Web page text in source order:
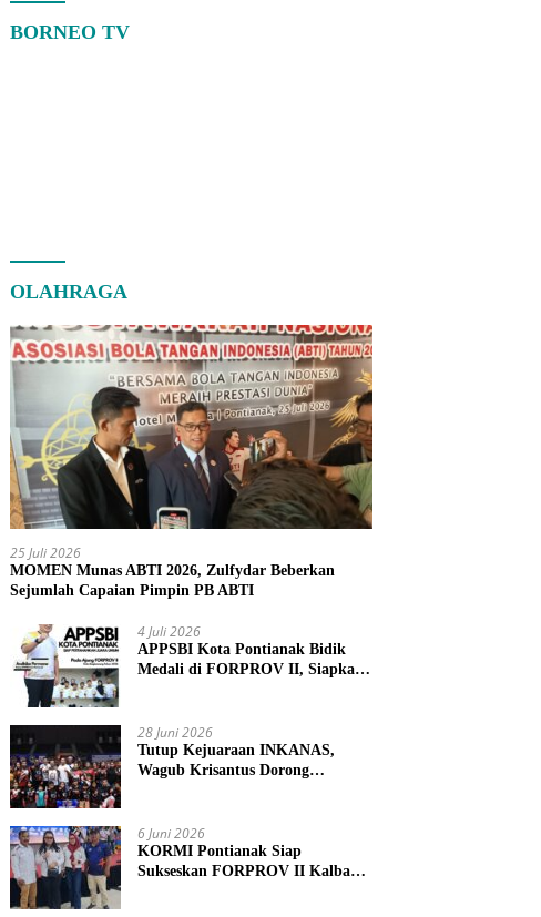
BORNEO TV
OLAHRAGA
25 Juli 2026
MOMEN Munas ABTI 2026, Zulfydar Beberkan
Sejumlah Capaian Pimpin PB ABTI
4 Juli 2026
APPSBI Kota Pontianak Bidik
Medali di FORPROV II, Siapkan
28 Juni 2026
Tutup Kejuaraan INKANAS,
Wagub Krisantus Dorong
6 Juni 2026
KORMI Pontianak Siap
Sukseskan FORPROV II Kalbar